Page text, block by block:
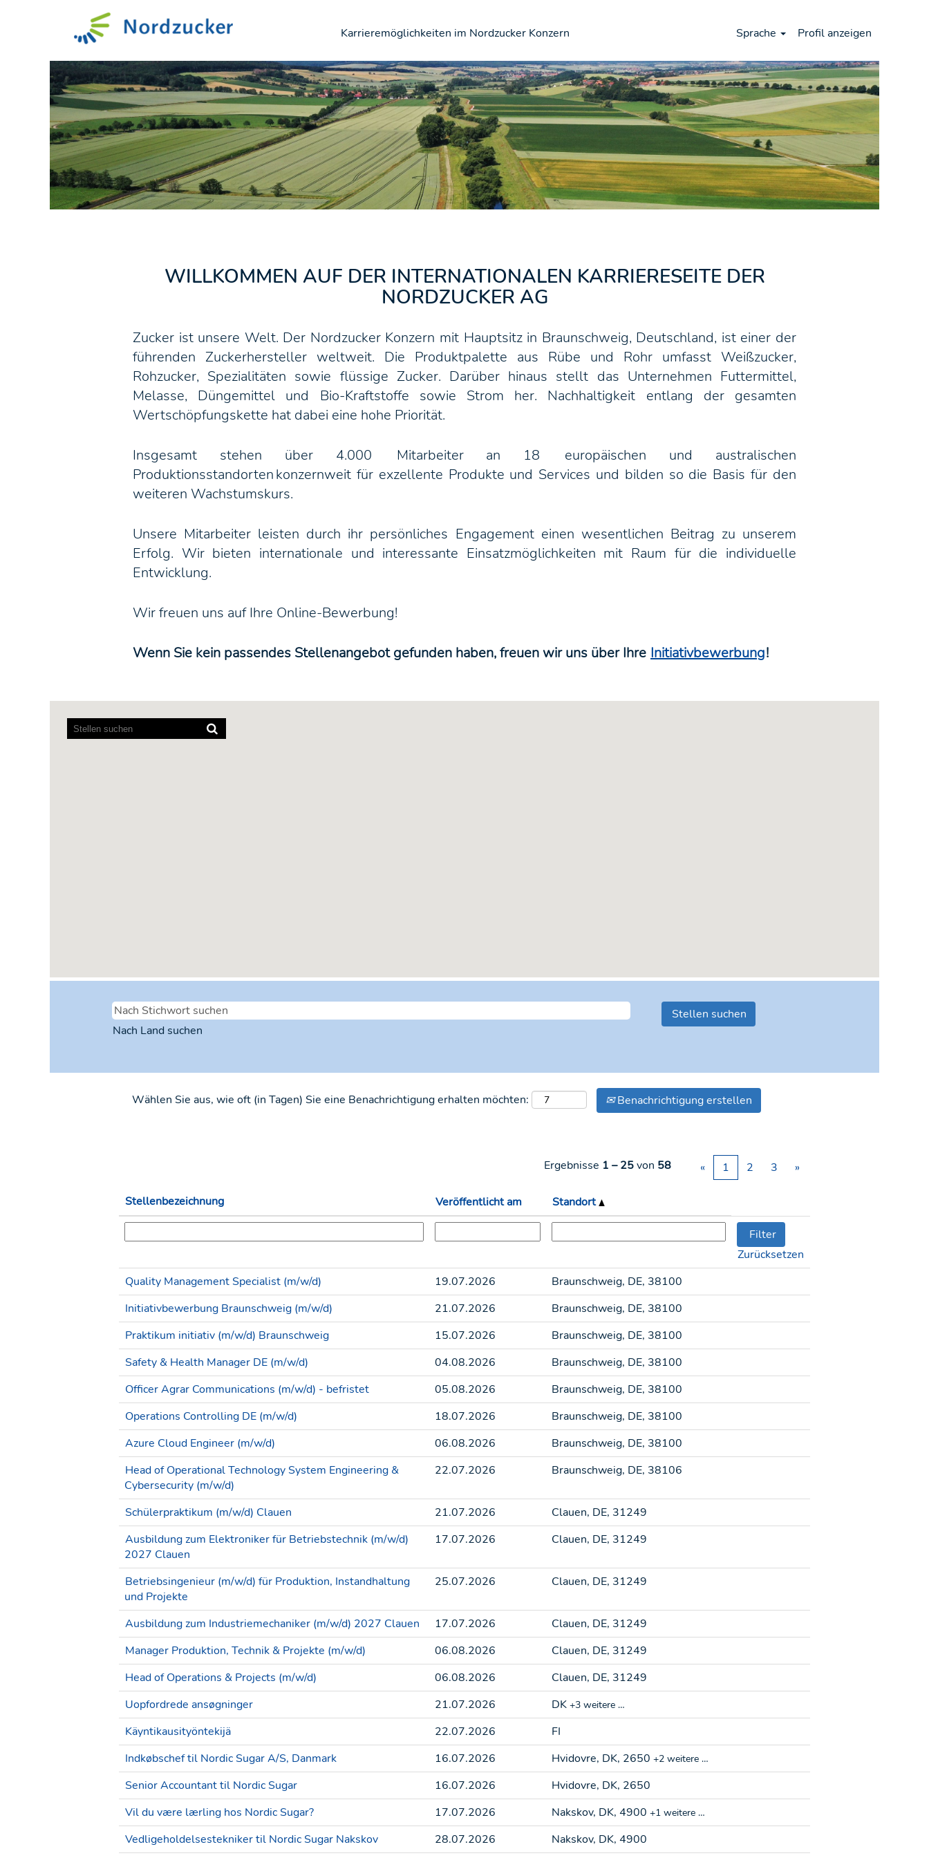
Karrieremöglichkeiten im Nordzucker Konzern Sprache Profil anzeigen
Stellenangebote
WILLKOMMEN AUF DER INTERNATIONALEN KARRIERESEITE DER
NORDZUCKER AG
Zucker ist unsere Welt. Der Nordzucker Konzern mit Hauptsitz in Braunschweig, Deutschland, ist einer der
führenden Zuckerhersteller weltweit. Die Produktpalette aus Rübe und Rohr umfasst Weißzucker,
Rohzucker, Spezialitäten sowie flüssige Zucker. Darüber hinaus stellt das Unternehmen Futtermittel,
Melasse, Düngemittel und Bio-Kraftstoffe sowie Strom her. Nachhaltigkeit entlang der gesamten
Wertschöpfungskette hat dabei eine hohe Priorität.
Insgesamt stehen über 4.000 Mitarbeiter an 18 europäischen und australischen
Produktionsstandorten konzernweit für exzellente Produkte und Services und bilden so die Basis für den
weiteren Wachstumskurs.
Unsere Mitarbeiter leisten durch ihr persönliches Engagement einen wesentlichen Beitrag zu unserem
Erfolg. Wir bieten internationale und interessante Einsatzmöglichkeiten mit Raum für die individuelle
Entwicklung.
Wir freuen uns auf Ihre Online-Bewerbung!
Wenn Sie kein passendes Stellenangebot gefunden haben, freuen wir uns über Ihre Initiativbewerbung!
können
die
Nach Land suchen
Wählen Sie aus, wie oft (in Tagen) Sie eine Benachrichtigung erhalten möchten: Benachrichtigung erstellen
Ergebnisse 1 – 25von 58 « 1 2 3 »
Stellenbezeichnung Veröffentlicht am Standort
Zurücksetzen
Quality Management Specialist (m/w/d)
19.07.2026
Braunschweig, DE, 38100
Initiativbewerbung Braunschweig (m/w/d)
21.07.2026
Braunschweig, DE, 38100
Praktikum initiativ (m/w/d) Braunschweig
15.07.2026
Braunschweig, DE, 38100
Safety & Health Manager DE (m/w/d)
04.08.2026
Braunschweig, DE, 38100
Officer Agrar Communications (m/w/d) - befristet
05.08.2026
Braunschweig, DE, 38100
Operations Controlling DE (m/w/d)
18.07.2026
Braunschweig, DE, 38100
Azure Cloud Engineer (m/w/d)
06.08.2026
Braunschweig, DE, 38100
Head of Operational Technology System Engineering &
Cybersecurity (m/w/d)
22.07.2026 Braunschweig, DE, 38106
Schülerpraktikum (m/w/d) Clauen 21.07.2026
Clauen, DE, 31249
Ausbildung zum Elektroniker für Betriebstechnik (m/w/d)
2027 Clauen
17.07.2026 Clauen, DE, 31249
Betriebsingenieur (m/w/d) für Produktion, Instandhaltung
und Projekte
25.07.2026 Clauen, DE, 31249
Ausbildung zum Industriemechaniker (m/w/d) 2027 Clauen 17.07.2026
Clauen, DE, 31249
Manager Produktion, Technik & Projekte (m/w/d)
06.08.2026
Clauen, DE, 31249
Head of Operations & Projects (m/w/d)
06.08.2026
Clauen, DE, 31249
Uopfordrede ansøgninger
21.07.2026 DK +3 weitere …
Käyntikausityöntekijä 22.07.2026
FI
Indkøbschef til Nordic Sugar A/S, Danmark
16.07.2026 Hvidovre, DK, 2650 +2 weitere …
Senior Accountant til Nordic Sugar 16.07.2026
Hvidovre, DK, 2650
Vil du være lærling hos Nordic Sugar?
17.07.2026 Nakskov, DK, 4900 +1 weitere …
Vedligeholdelsestekniker til Nordic Sugar Nakskov 28.07.2026 Nakskov, DK, 4900